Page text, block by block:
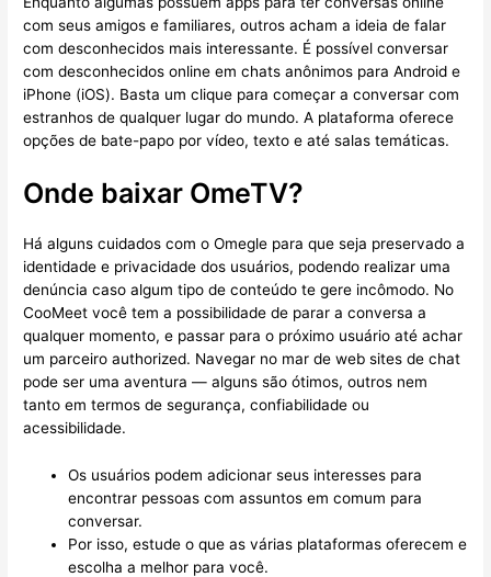
com seus amigos e familiares, outros acham a ideia de falar
com desconhecidos mais interessante. É possível conversar
com desconhecidos online em chats anônimos para Android e
iPhone (iOS). Basta um clique para começar a conversar com
estranhos de qualquer lugar do mundo. A plataforma oferece
opções de bate-papo por vídeo, texto e até salas temáticas.
Onde baixar OmeTV?
Há alguns cuidados com o Omegle para que seja preservado a
identidade e privacidade dos usuários, podendo realizar uma
denúncia caso algum tipo de conteúdo te gere incômodo. No
CooMeet você tem a possibilidade de parar a conversa a
qualquer momento, e passar para o próximo usuário até achar
um parceiro authorized. Navegar no mar de web sites de chat
pode ser uma aventura — alguns são ótimos, outros nem
tanto em termos de segurança, confiabilidade ou
acessibilidade.
Os usuários podem adicionar seus interesses para
encontrar pessoas com assuntos em comum para
conversar.
Por isso, estude o que as várias plataformas oferecem e
escolha a melhor para você.